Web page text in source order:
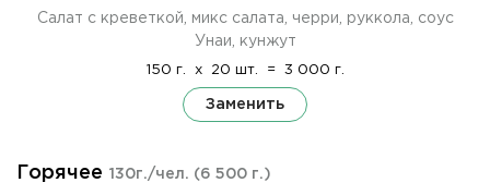
Салат с креветкой, микс салата, черри, руккола, соус
Унаи, кунжут
150 г. x 20 шт. = 3 000 г.
Заменить
Горячее 130г./чел. (6 500 г.)